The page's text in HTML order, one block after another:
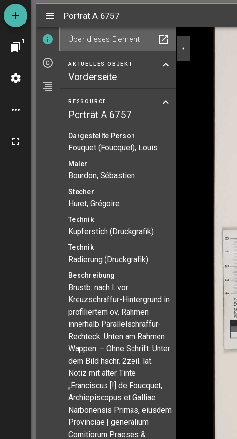
1
MiradorPorträt A 6757
Über dieses Element
AKTUELLES OBJEKT
Vorderseite
RESSOURCE
Porträt A 6757
Dargestellte Person
Fouquet (Foucquet), Louis
Maler
Bourdon, Sébastien
Stecher
Huret, Grégoire
Technik
Kupferstich (Druckgrafik)
Technik
Radierung (Druckgrafik)
Beschreibung
Brustb. nach l. vor
Kreuzschraffur-Hintergrund in
profiliertem ov. Rahmen
innerhalb Parallelschraffur-
Rechteck. Unten am Rahmen
Wappen. – Ohne Schrift. Unter
dem Bild hschr. 2zeil. lat.
Notiz mit alter Tinte
„Franciscus [!] de Foucquet,
Archiepiscopus et Galliae
Narbonensis Primas, eiusdem
Provinciae | generalium
Comitiorum Praeses &
Porträt A 6757